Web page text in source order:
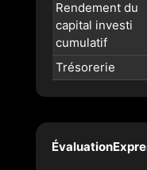
Rendement du
capital investi
cumulatif
Trésorerie